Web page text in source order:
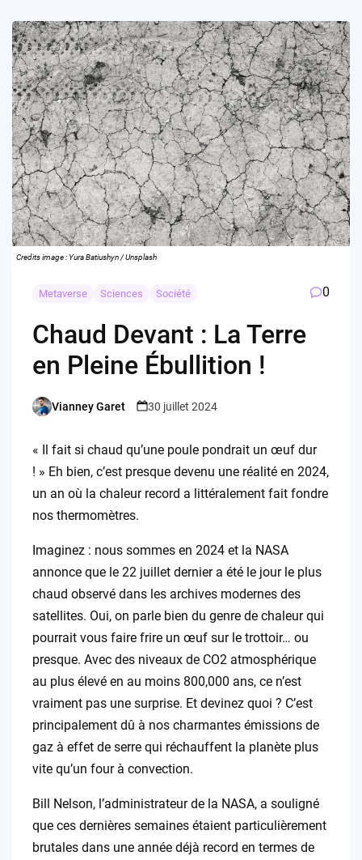
Credits image : Yura Batiushyn / Unsplash
Metaverse Sciences Société 0
Chaud Devant : La Terre
en Pleine Ébullition !
Posted
Vianney Garet 30 juillet 2024
« Il fait si chaud qu’une poule pondrait un œuf dur
! » Eh bien, c’est presque devenu une réalité en 2024,
un an où la chaleur record a littéralement fait fondre
nos thermomètres.
Imaginez : nous sommes en 2024 et la NASA
annonce que le 22 juillet dernier a été le jour le plus
chaud observé dans les archives modernes des
satellites. Oui, on parle bien du genre de chaleur qui
pourrait vous faire frire un œuf sur le trottoir… ou
presque. Avec des niveaux de CO2 atmosphérique
au plus élevé en au moins 800,000 ans, ce n’est
vraiment pas une surprise. Et devinez quoi ? C’est
principalement dû à nos charmantes émissions de
gaz à effet de serre qui réchauffent la planète plus
vite qu’un four à convection.
Bill Nelson, l’administrateur de la NASA, a souligné
que ces dernières semaines étaient particulièrement
brutales dans une année déjà record en termes de